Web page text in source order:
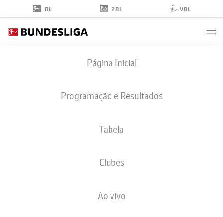
BL 2BL VBL
Página Inicial
Programação e Resultados
Tabela
Clubes
Ao vivo
VAN DEN BERG